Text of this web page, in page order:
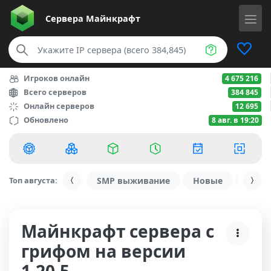
Сервера Майнкрафт
Игроков онлайн 4 675 216
Всего серверов 384 845
Онлайн серверов 12 695
Обновлено 8 авг. в 19:20
Топ августа: SMP выживание Новые С
Майнкрафт сервера с
грифом на версии